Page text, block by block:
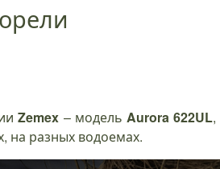
Zemex – модель Aurora 622UL
на разных водоемах.